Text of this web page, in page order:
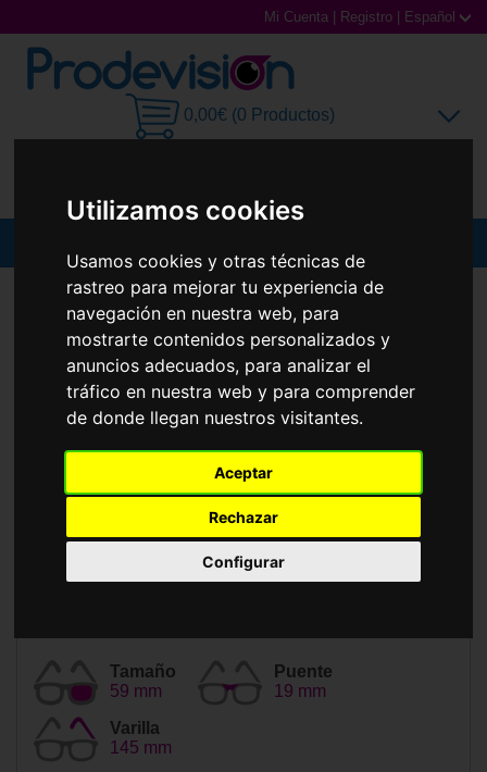
Utilizamos cookies
Usamos cookies y otras técnicas de
rastreo para mejorar tu experiencia de
navegación en nuestra web, para
mostrarte contenidos personalizados y
anuncios adecuados, para analizar el
tráfico en nuestra web y para comprender
de donde llegan nuestros visitantes.
Aceptar
Rechazar
Configurar
Mi Cuenta Registro Español
0,00€ (0 Productos)
Gafas de Sol
Gafas Graduadas
Gafas Deportivas
Accesorios
GAFAS DE SOL RAY-BAN RB3755
Tamaño
59 mm
Puente
19 mm
Varilla
145 mm